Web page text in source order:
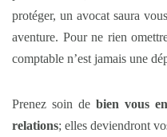
protéger, un avocat saura
aventure. Pour ne rien
comptable n’est jamais une
Prenez soin de bien vous
relations; elles deviendront